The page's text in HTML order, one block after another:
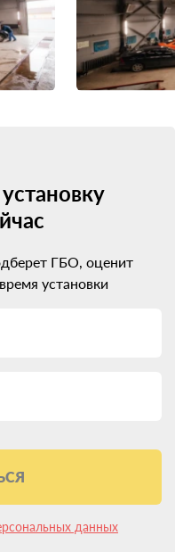
ГБО, оценит
установки
данных